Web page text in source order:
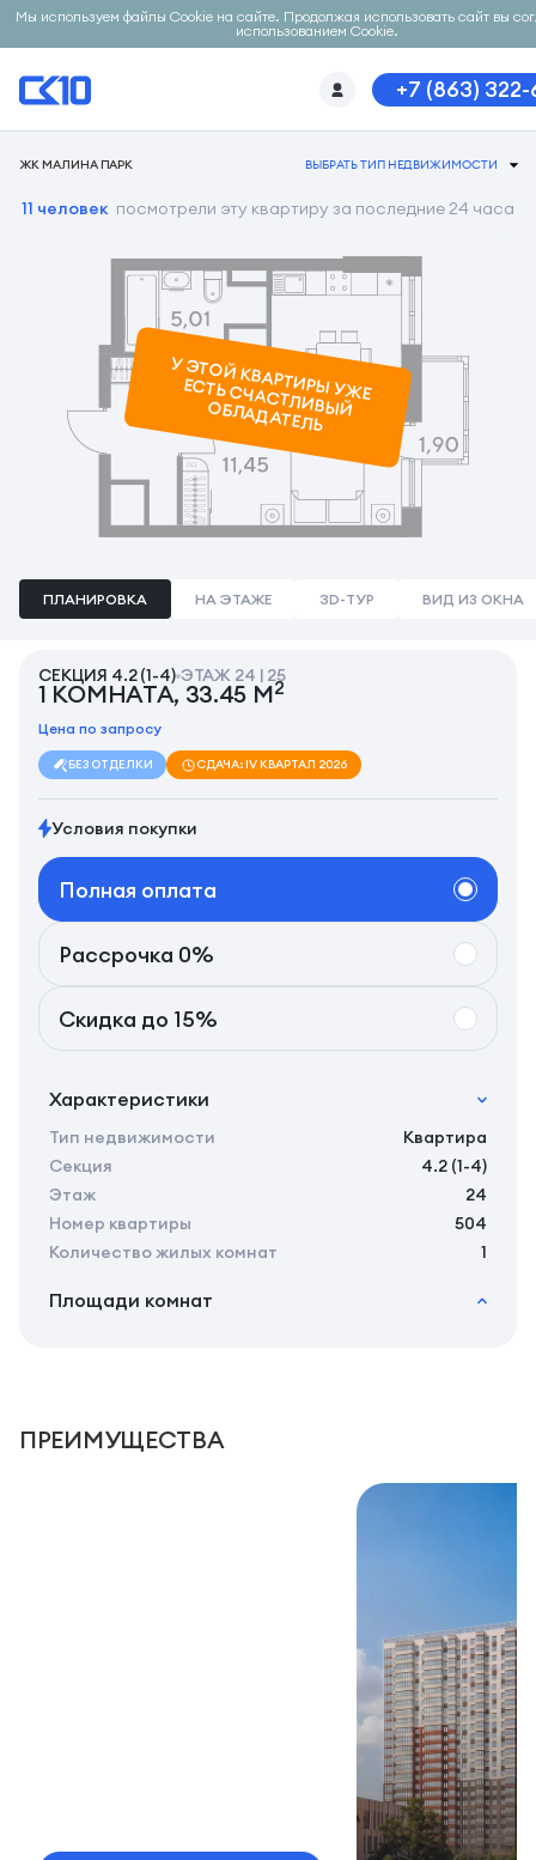
Мы используем файлы Cookie на сайте. Продолжая использовать сайт вы
использованием Cookie.
+7 (863)
ЖК МАЛИНА ПАРК ВЫБРАТЬ ТИП НЕДВИЖИМОСТИ
11 человек посмотрели эту квартиру за последние 24 часа
У ЭТОЙ КВАРТИРЫ УЖ
Е
ЕСТЬ СЧАСТЛИВЫЙ ОБЛАДАТЕЛЬ
ПЛАНИРОВКА НА ЭТАЖЕ 3D-ТУР ВИД ИЗ ОКНА
СЕКЦИЯ 4.2 (1-4) ЭТАЖ 24 | 25
1 КОМНАТА, 33.45 М2
Цена по запросу
БЕЗ ОТДЕЛКИ СДАЧА: IV КВАРТАЛ 2026
Условия покупки
Полная оплата
Рассрочка 0%
Скидка до 15%
Характеристики
Тип недвижимости
Квартира
Секция
4.2 (1-4)
Этаж
24
Номер квартиры
504
Количество жилых комнат
1
Площади комнат
ПРЕИМУЩЕСТВА